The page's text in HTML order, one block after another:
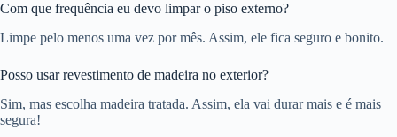
Com que frequência eu devo limpar o piso externo?
Limpe pelo menos uma vez por mês. Assim, ele fica seguro e bonito.
Posso usar revestimento de madeira no exterior?
Sim, mas escolha madeira tratada. Assim, ela vai durar mais e é mais
segura!